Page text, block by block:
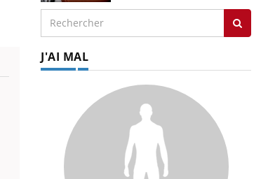
J'AI MAL